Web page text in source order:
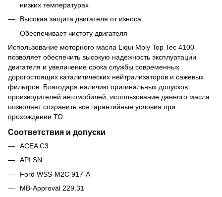
низких температурах
Высокая защита двигателя от износа
Обеспечивает чистоту двигателя
Использование моторного масла Liqui Moly Top Tec 4100
позволяет обеспечить высокую надежность эксплуатации
двигателя и увеличение срока службы современных
дорогостоящих каталитических нейтрализаторов и сажевых
фильтров. Благодаря наличию оригинальных допусков
производителей автомобилей, использование данного масла
позволяет сохранить все гарантийные условия при
прохождении ТО.
Соответствия и допуски
ACEA C3
API SN
Ford WSS-M2C 917-A
MB-Approval 229.31